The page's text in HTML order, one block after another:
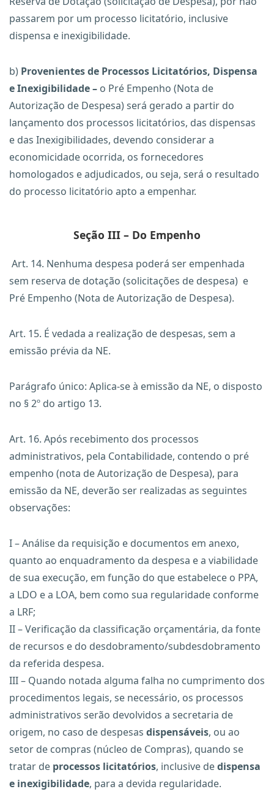
passarem por um processo licitatório, inclusive
dispensa e inexigibilidade.
b) Provenientes de Processos Licitatórios, Dispensa
e Inexigibilidade – o Pré Empenho (Nota de
Autorização de Despesa) será gerado a partir do
lançamento dos processos licitatórios, das dispensas
e das Inexigibilidades, devendo considerar a
economicidade ocorrida, os fornecedores
homologados e adjudicados, ou seja, será o resultado
do processo licitatório apto a empenhar.
Seção III – Do Empenho
Art. 14. Nenhuma despesa poderá ser empenhada
sem reserva de dotação (solicitações de despesa) e
Pré Empenho (Nota de Autorização de Despesa).
Art. 15. É vedada a realização de despesas, sem a
emissão prévia da NE.
Parágrafo único: Aplica-se à emissão da NE, o disposto
no § 2º do artigo 13.
Art. 16. Após recebimento dos processos
administrativos, pela Contabilidade, contendo o pré
empenho (nota de Autorização de Despesa), para
emissão da NE, deverão ser realizadas as seguintes
observações:
I – Análise da requisição e documentos em anexo,
quanto ao enquadramento da despesa e a viabilidade
de sua execução, em função do que estabelece o PPA,
a LDO e a LOA, bem como sua regularidade conforme
a LRF;
II – Verificação da classificação orçamentária, da fonte
de recursos e do desdobramento/subdesdobramento
da referida despesa.
III – Quando notada alguma falha no cumprimento dos
procedimentos legais, se necessário, os processos
administrativos serão devolvidos a secretaria de
origem, no caso de despesas dispensáveis, ou ao
setor de compras (núcleo de Compras), quando se
tratar de processos licitatórios, inclusive dedispensa
e inexigibilidade, para a devida regularidade.